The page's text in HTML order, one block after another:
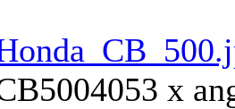
4053 x